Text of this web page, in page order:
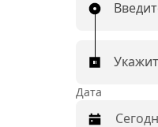
Дата